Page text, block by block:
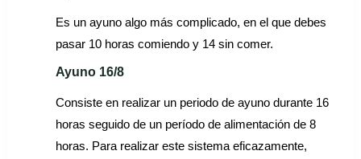
Es un ayuno algo más complicado, en el que debes
pasar 10 horas comiendo y 14 sin comer.
Ayuno 16/8
Consiste en realizar un periodo de ayuno durante 16
horas seguido de un período de alimentación de 8
horas. Para realizar este sistema eficazamente,